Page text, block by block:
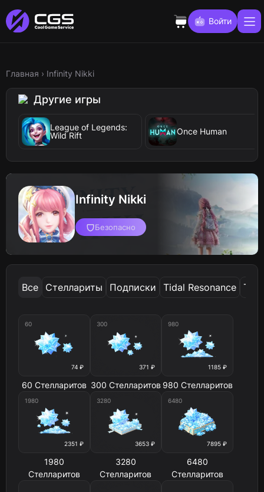
Войти
Главная › Infinity Nikki
Другие игры
League of Legends:
Wild Rift
Once Human
Infinity Nikki
Безопасно
Все Стеллариты Подписки Tidal Resonance
74 ₽
60
60 Стелларитов
371 ₽
300
300 Стелларитов
1185 ₽
980
980 Стелларитов
2351 ₽
1980
1980
Стелларитов
3653 ₽
3280
3280
Стелларитов
7895 ₽
6480
6480
Стелларитов